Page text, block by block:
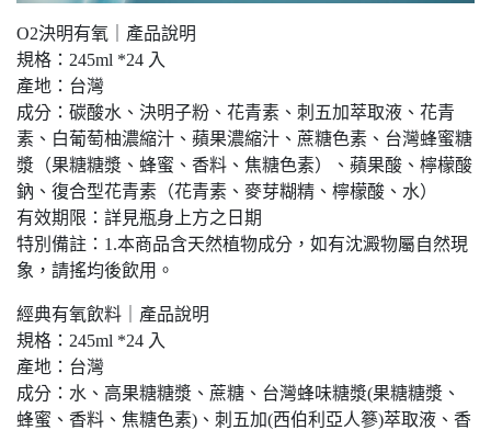
O2決明有氧｜產品說明
規格：245ml *24 入
產地：台灣
成分：碳酸水、決明子粉、花青素、刺五加萃取液、花青
素、白葡萄柚濃縮汁、蘋果濃縮汁、蔗糖色素、台灣蜂蜜糖
漿（果糖糖漿、蜂蜜、香料、焦糖色素）、蘋果酸、檸檬酸
鈉、復合型花青素（花青素、麥芽糊精、檸檬酸、水）
有效期限：詳見瓶身上方之日期
特別備註：1.本商品含天然植物成分，如有沈澱物屬自然現
象，請搖均後飲用。
經典有氧飲料｜產品說明
規格：245ml *24 入
產地：台灣
成分：水、高果糖糖漿、蔗糖、台灣蜂味糖漿(果糖糖漿、
蜂蜜、香料、焦糖色素)、刺五加(西伯利亞人篸)萃取液、香